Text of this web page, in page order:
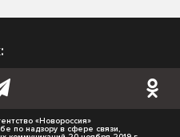
«Новороссия»
по надзору в сфере связи,